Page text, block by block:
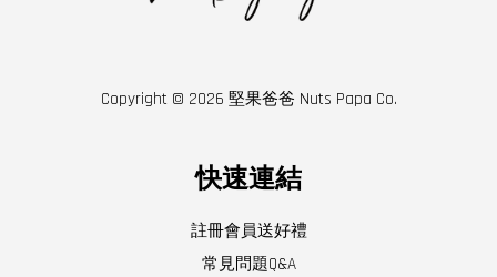
Copyright © 2026 堅果爸爸 Nuts Papa Co.
快速連結
註冊會員送好禮
常見問題Q&A